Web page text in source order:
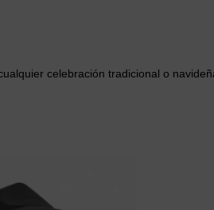
celebración tradicional o